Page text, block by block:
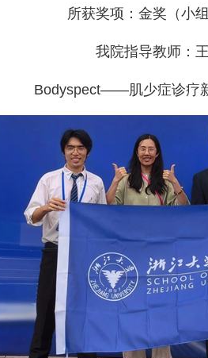
所获奖项：金奖（小组
我院指导教师：
Bodyspect——肌少症诊疗